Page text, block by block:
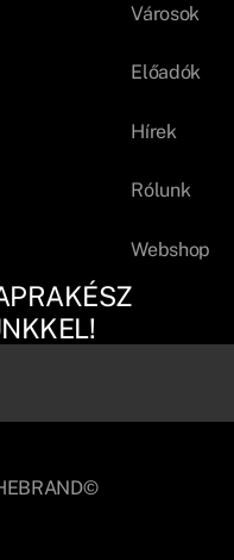
Városok
Előadók
Hírek
Rólunk
Webshop